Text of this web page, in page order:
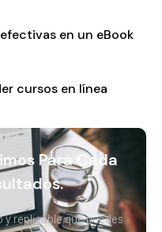
en un eBook
cursos en línea
Para Cada
replicable que puedes